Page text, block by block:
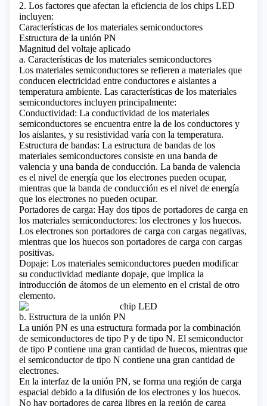
2. Los factores que afectan la eficiencia de los chips LED
incluyen:
Características de los materiales semiconductores
Estructura de la unión PN
Magnitud del voltaje aplicado
a. Características de los materiales semiconductores
Los materiales semiconductores se refieren a materiales que
conducen electricidad entre conductores e aislantes a
temperatura ambiente. Las características de los materiales
semiconductores incluyen principalmente:
Conductividad: La conductividad de los materiales
semiconductores se encuentra entre la de los conductores y
los aislantes, y su resistividad varía con la temperatura.
Estructura de bandas: La estructura de bandas de los
materiales semiconductores consiste en una banda de
valencia y una banda de conducción. La banda de valencia
es el nivel de energía que los electrones pueden ocupar,
mientras que la banda de conducción es el nivel de energía
que los electrones no pueden ocupar.
Portadores de carga: Hay dos tipos de portadores de carga en
los materiales semiconductores: los electrones y los huecos.
Los electrones son portadores de carga con cargas negativas,
mientras que los huecos son portadores de carga con cargas
positivas.
Dopaje: Los materiales semiconductores pueden modificar
su conductividad mediante dopaje, que implica la
introducción de átomos de un elemento en el cristal de otro
elemento.
b. Estructura de la unión PN
La unión PN es una estructura formada por la combinación
de semiconductores de tipo P y de tipo N. El semiconductor
de tipo P contiene una gran cantidad de huecos, mientras que
el semiconductor de tipo N contiene una gran cantidad de
electrones.
En la interfaz de la unión PN, se forma una región de carga
espacial debido a la difusión de los electrones y los huecos.
No hay portadores de carga libres en la región de carga